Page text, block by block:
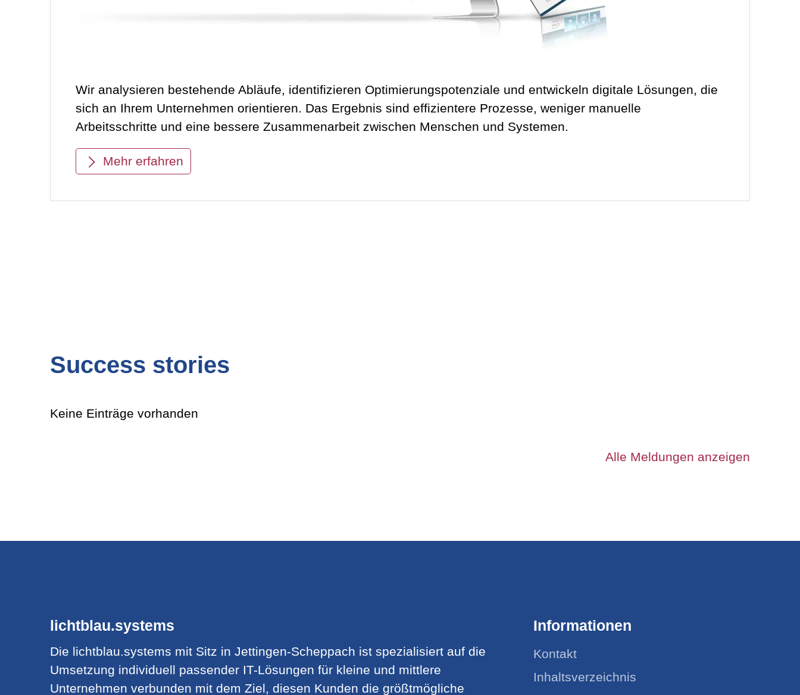
Wir analysieren bestehende Abläufe, identifizieren Optimierungspotenziale und entwickeln digitale Lösungen, die
sich an Ihrem Unternehmen orientieren. Das Ergebnis sind effizientere Prozesse, weniger manuelle
Arbeitsschritte und eine bessere Zusammenarbeit zwischen Menschen und Systemen.
Mehr erfahren
Success stories
Keine Einträge vorhanden
Alle Meldungen anzeigen
lichtblau.systems
Die lichtblau.systems mit Sitz in Jettingen-Scheppach ist spezialisiert auf die
Umsetzung individuell passender IT-Lösungen für kleine und mittlere
Unternehmen verbunden mit dem Ziel, diesen Kunden die größtmögliche
Informationen
Kontakt
Inhaltsverzeichnis